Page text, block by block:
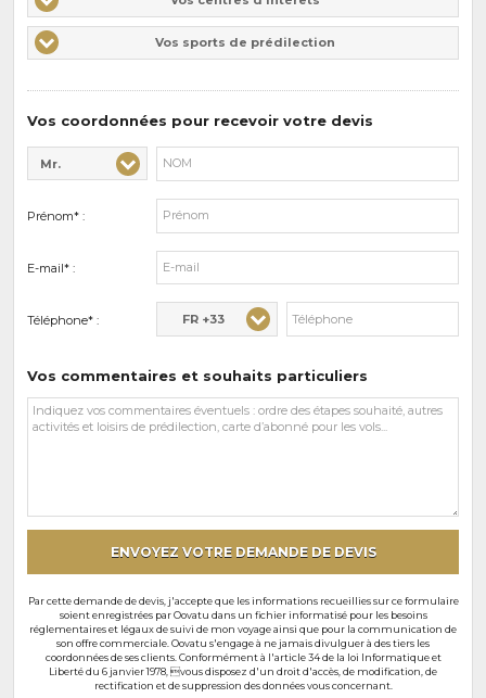
centres
d'intérêts
Vos
sports
Vos sports de prédilection
Vos coordonnées pour recevoir votre devis
Civilité* :
Mr.
Nom* :
Prénom* :
E-mail* :
Téléphone* : FR +33
Vos commentaires et souhaits particuliers
Vos
commentaires
ENVOYEZ VOTRE DEMANDE DE DEVIS
Par cette demande de devis, j'accepte que les informations recueillies sur ce formulaire
soient enregistrées par Oovatu dans un fichier informatisé pour les besoins
réglementaires et légaux de suivi de mon voyage ainsi que pour la communication de
son offre commerciale. Oovatu s'engage à ne jamais divulguer à des tiers les
coordonnées de ses clients. Conformément à l'article 34 de la loi Informatique et
Liberté du 6 janvier 1978, vous disposez d'un droit d'accès, de modification, de
rectification et de suppression des données vous concernant.